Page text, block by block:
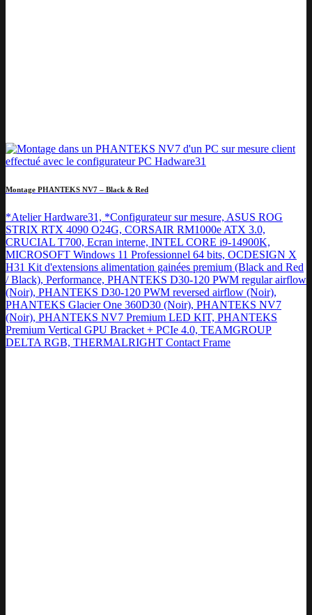
Montage PHANTEKS NV7 – Black & Red
*Atelier Hardware31, *Configurateur sur mesure, ASUS ROG
STRIX RTX 4090 O24G, CORSAIR RM1000e ATX 3.0,
CRUCIAL T700, Ecran interne, INTEL CORE i9-14900K,
MICROSOFT Windows 11 Professionnel 64 bits, OCDESIGN X
H31 Kit d'extensions alimentation gainées premium (Black and Red
/ Black), Performance, PHANTEKS D30-120 PWM regular airflow
(Noir), PHANTEKS D30-120 PWM reversed airflow (Noir),
PHANTEKS Glacier One 360D30 (Noir), PHANTEKS NV7
(Noir), PHANTEKS NV7 Premium LED KIT, PHANTEKS
Premium Vertical GPU Bracket + PCIe 4.0, TEAMGROUP
DELTA RGB, THERMALRIGHT Contact Frame